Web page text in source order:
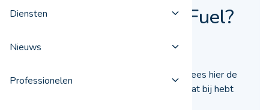
Diensten
Nieuws
Professionelen
bestellen via ProxiFuel?
U moet binnenkort stookolie inslaan? Lees hier de
vijf belangrijke redenen waarom u er baat bij hebt